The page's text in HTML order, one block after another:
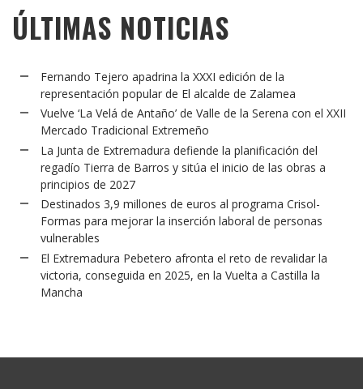
ÚLTIMAS NOTICIAS
Fernando Tejero apadrina la XXXI edición de la
representación popular de El alcalde de Zalamea
Vuelve ‘La Velá de Antaño’ de Valle de la Serena con el XXII
Mercado Tradicional Extremeño
La Junta de Extremadura defiende la planificación del
regadío Tierra de Barros y sitúa el inicio de las obras a
principios de 2027
Destinados 3,9 millones de euros al programa Crisol-
Formas para mejorar la inserción laboral de personas
vulnerables
El Extremadura Pebetero afronta el reto de revalidar la
victoria, conseguida en 2025, en la Vuelta a Castilla la
Mancha